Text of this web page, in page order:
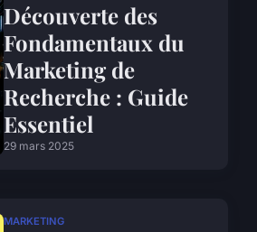
Découverte des
Fondamentaux du
Marketing de
Recherche : Guide
Essentiel
29 mars 2025
MARKETING